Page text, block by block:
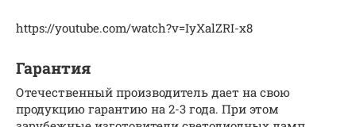
https://youtube.com/watch?v=IyXalZRI-x8
Гарантия
Отечественный производитель дает на свою
продукцию гарантию на 2-3 года. При этом